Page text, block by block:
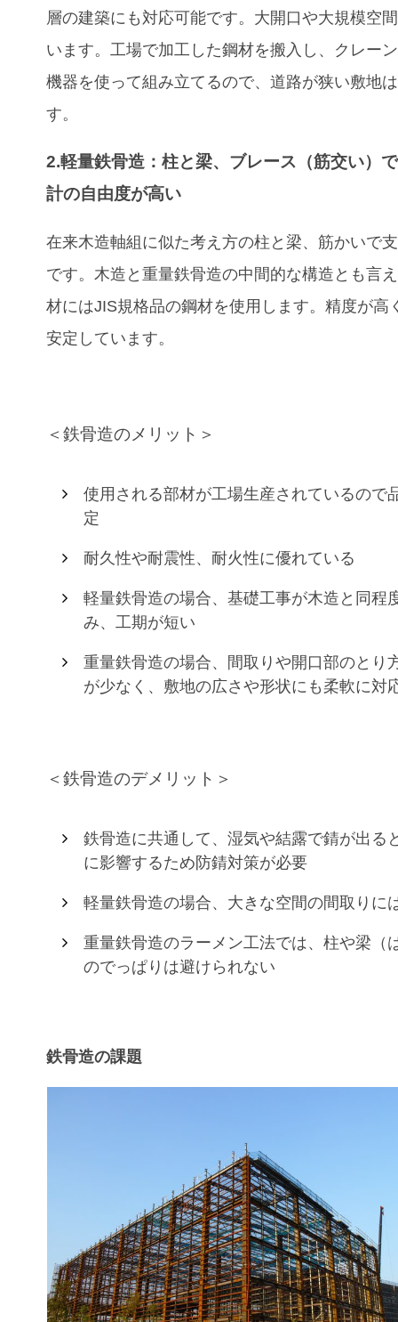
層の建築にも対応可能です。大開口や大規模空
います。工場で加工した鋼材を搬入し、クレー
機器を使って組み立てるので、道路が狭い敷地
す。
2.軽量鉄骨造：柱と梁、ブレース（筋交い）
計の自由度が高い
在来木造軸組に似た考え方の柱と梁、筋かいで
です。木造と重量鉄骨造の中間的な構造とも言
材にはJIS規格品の鋼材を使用します。精度が高
安定しています。
＜鉄骨造のメリット＞
使用される部材が工場生産されているので
定
耐久性や耐震性、耐火性に優れている
軽量鉄骨造の場合、基礎工事が木造と同程
み、工期が短い
重量鉄骨造の場合、間取りや開口部のとり
が少なく、敷地の広さや形状にも柔軟に対
＜鉄骨造のデメリット＞
鉄骨造に共通して、湿気や結露で錆が出る
に影響するため防錆対策が必要
軽量鉄骨造の場合、大きな空間の間取りに
重量鉄骨造のラーメン工法では、柱や梁（
のでっぱりは避けられない
鉄骨造の課題